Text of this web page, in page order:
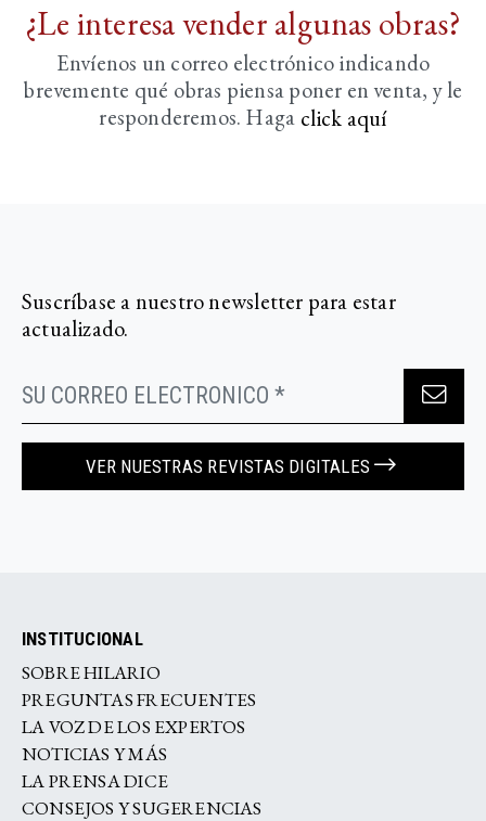
¿Le interesa vender algunas obras?
Envíenos un correo electrónico indicando
brevemente qué obras piensa poner en venta, y le
responderemos. Haga click aquí­
Suscríbase a nuestro newsletter para estar
actualizado.
VER NUESTRAS REVISTAS DIGITALES
INSTITUCIONAL
SOBRE HILARIO
PREGUNTAS FRECUENTES
LA VOZ DE LOS EXPERTOS
NOTICIAS Y MÁS
LA PRENSA DICE
CONSEJOS Y SUGERENCIAS